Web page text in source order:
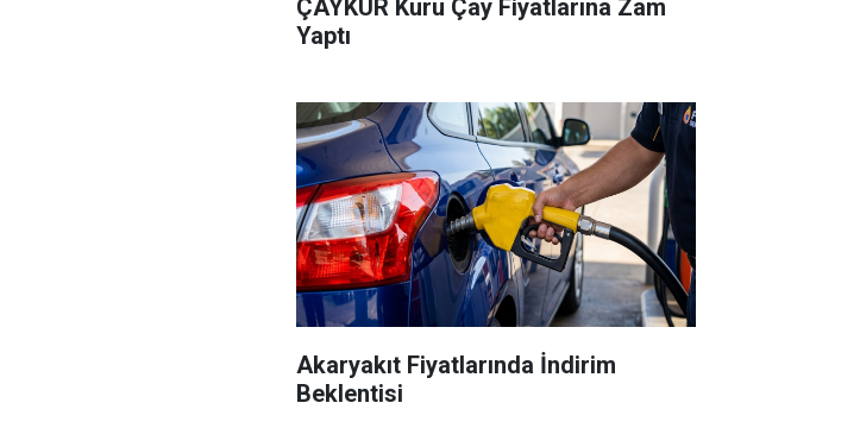
ÇAYKUR Kuru Çay Fiyatlarına Zam
Yaptı
Akaryakıt Fiyatlarında İndirim
Beklentisi